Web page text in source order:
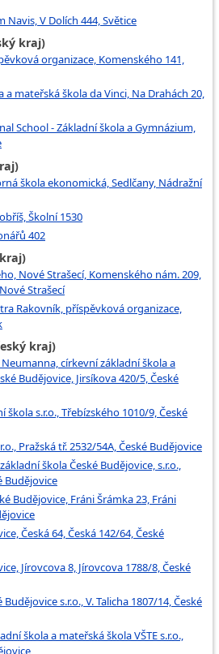
V Dolích 444, Světice
kraj)
organizace, Komenského 141,
mateřská škola da Vinci, Na Drahách 20,
School - Základní škola a Gymnázium,
škola ekonomická, Sedlčany, Nádražní
Školní 1530
402
Nové Strašecí, Komenského nám. 209,
Strašecí
Rakovník, příspěvková organizace,
kraj)
církevní základní škola a
Budějovice, Jirsíkova 420/5, České
škola s.r.o., Třebízského 1010/9, České
Pražská tř. 2532/54A, České Budějovice
škola České Budějovice, s.r.o.,
Budějovice
Budějovice, Fráni Šrámka 23, Fráni
Česká 64, Česká 142/64, České
Jírovcova 8, Jírovcova 1788/8, České
s.r.o., V. Talicha 1807/14, České
škola a mateřská škola VŠTE s.r.o.,